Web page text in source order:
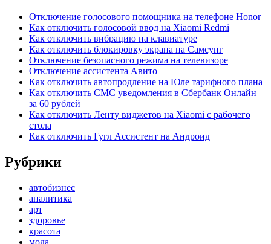
Отключение голосового помощника на телефоне Honor
Как отключить голосовой ввод на Xiaomi Redmi
Как отключить вибрацию на клавиатуре
Как отключить блокировку экрана на Самсунг
Отключение безопасного режима на телевизоре
Отключение ассистента Авито
Как отключить автопродление на Юле тарифного плана
Как отключить СМС уведомления в Сбербанк Онлайн
за 60 рублей
Как отключить Ленту виджетов на Xiaomi с рабочего
стола
Как отключить Гугл Ассистент на Андроид
Рубрики
автобизнес
аналитика
арт
здоровье
красота
мода